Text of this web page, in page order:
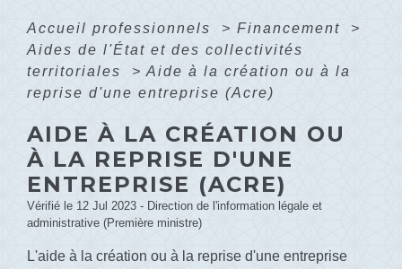
Accueil professionnels > Financement
>
Aides de l'État et des collectivités
territoriales
> Aide à la création ou à la
reprise d'une entreprise (Acre)
AIDE À LA CRÉATION OU
À LA REPRISE D'UNE
ENTREPRISE (ACRE)
Vérifié le 12 Jul 2023 - Direction de l'information légale et
administrative (Première ministre)
L'aide à la création ou à la reprise d'une entreprise